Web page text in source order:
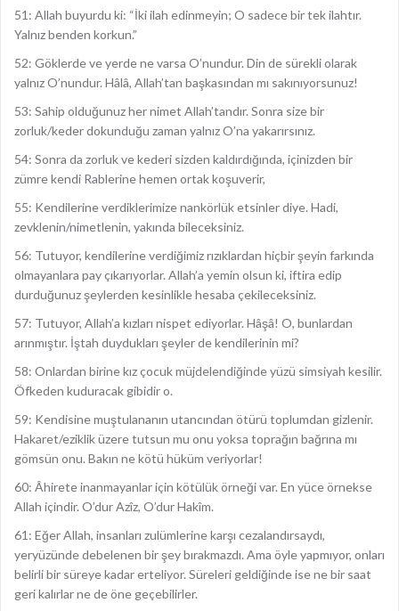
51: Allah buyurdu ki: “İki ilah edinmeyin; O sadece bir tek ilahtır.
Yalnız benden korkun.”
52: Göklerde ve yerde ne varsa O’nundur. Din de sürekli olarak
yalnız O’nundur. Hâlâ, Allah’tan başkasından mı sakınıyorsunuz!
53: Sahip olduğunuz her nimet Allah’tandır. Sonra size bir
zorluk/keder dokunduğu zaman yalnız O’na yakarırsınız.
54: Sonra da zorluk ve kederi sizden kaldırdığında, içinizden bir
zümre kendi Rablerine hemen ortak koşuverir,
55: Kendilerine verdiklerimize nankörlük etsinler diye. Hadi,
zevklenin/nimetlenin, yakında bileceksiniz.
56: Tutuyor, kendilerine verdiğimiz rızıklardan hiçbir şeyin farkında
olmayanlara pay çıkarıyorlar. Allah’a yemin olsun ki, iftira edip
durduğunuz şeylerden kesinlikle hesaba çekileceksiniz.
57: Tutuyor, Allah’a kızları nispet ediyorlar. Hâşâ! O, bunlardan
arınmıştır. İştah duydukları şeyler de kendilerinin mi?
58: Onlardan birine kız çocuk müjdelendiğinde yüzü simsiyah kesilir.
Öfkeden kuduracak gibidir o.
59: Kendisine muştulananın utancından ötürü toplumdan gizlenir.
Hakaret/eziklik üzere tutsun mu onu yoksa toprağın bağrına mı
gömsün onu. Bakın ne kötü hüküm veriyorlar!
60: Âhirete inanmayanlar için kötülük örneği var. En yüce örnekse
Allah içindir. O’dur Azîz, O’dur Hakîm.
61: Eğer Allah, insanları zulümlerine karşı cezalandırsaydı,
yeryüzünde debelenen bir şey bırakmazdı. Ama öyle yapmıyor, onları
belirli bir süreye kadar erteliyor. Süreleri geldiğinde ise ne bir saat
geri kalırlar ne de öne geçebilirler.